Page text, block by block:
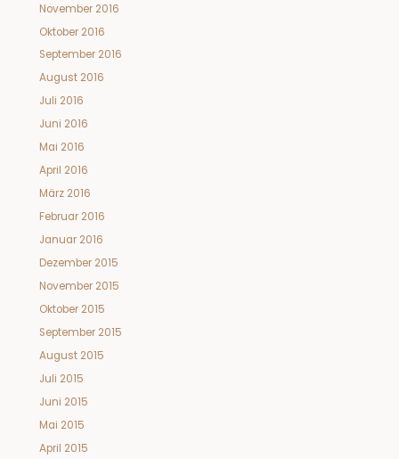
November 2016
Oktober 2016
September 2016
August 2016
Juli 2016
Juni 2016
Mai 2016
April 2016
März 2016
Februar 2016
Januar 2016
Dezember 2015
November 2015
Oktober 2015
September 2015
August 2015
Juli 2015
Juni 2015
Mai 2015
April 2015